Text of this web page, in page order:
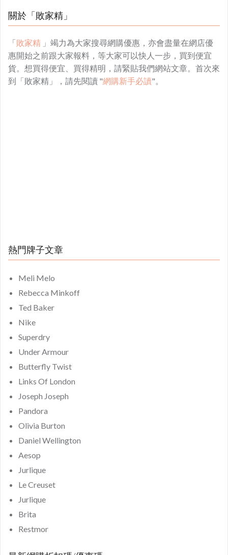
關於「敗家精」
「敗家精 」竭力為大家搜尋網購優惠，亦會盡量在網店優
惠開始之前跟大家報料，等大家可以快人一步，買到便宜
貨。想買得便宜、買得精明，請緊貼我們網站文章。首次來
到「敗家精」，請先閱讀 "網購新手必讀"。
熱門牌子文章
Meli Melo
Rebecca Minkoff
Ted Baker
Nike
Superdry
Under Armour
Butterfly Twist
Links Of London
Joseph Joseph
Pandora
Olivia Burton
Daniel Wellington
Aesop
Jurlique
Le Creuset
Jurlique
Brita
Restmor